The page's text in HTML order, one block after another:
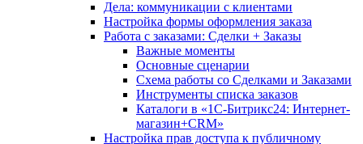
Дела: коммуникации с клиентами
Настройка формы оформления заказа
Работа с заказами: Сделки + Заказы
Важные моменты
Основные сценарии
Схема работы со Сделками и Заказами
Инструменты списка заказов
Каталоги в «1С-Битрикс24: Интернет-
магазин+CRM»
Настройка прав доступа к публичному